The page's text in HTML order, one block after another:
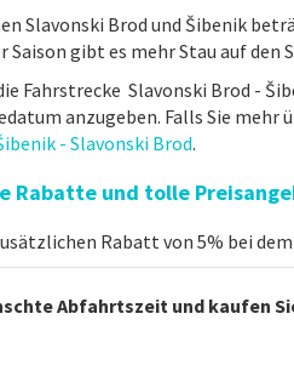
Slavonski Brod und Šibenik
Saison gibt es mehr Stau auf
Fahrstrecke Slavonski Brod -
anzugeben. Falls Sie
- Slavonski Brod.
Rabatte und tolle
Rabatt von 5% bei
Abfahrtszeit und kaufen